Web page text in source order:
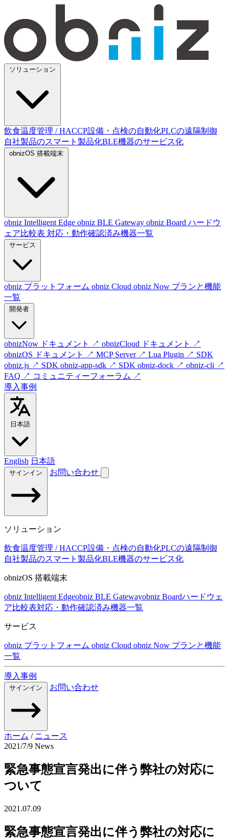
飲食温度管理 / HACCP設備・点検の自動化PLCの遠隔制御
自社製品のスマート製品化BLE機器のサービス化
obniz Intelligent Edge obniz BLE Gateway obniz Board ハードウ
ェア比較表 対応・動作確認済み機器一覧
obniz プラットフォーム obniz Cloud obniz Now プランと機能
一覧
obnizNow ドキュメント ↗ obnizCloud ドキュメント
↗
obnizOS ドキュメント
↗ MCP Server ↗ Lua Plugin ↗ SDK
obniz.js ↗ SDK obniz-app-sdk ↗ SDK obniz-dock ↗ obniz-cli ↗
FAQ ↗ コミュニティーフォーラム ↗
導入事例
日本語
English 日本語
お問い合わせ
ソリューション
飲食温度管理 / HACCP設備・点検の自動化PLCの遠隔制御
自社製品のスマート製品化BLE機器のサービス化
obnizOS 搭載端末
obniz Intelligent Edgeobniz BLE Gatewayobniz Boardハードウェ
ア比較表対応・動作確認済み機器一覧
サービス
obniz プラットフォーム obniz Cloud obniz Now プランと機能
一覧
導入事例
お問い合わせ
ホーム / ニュース
2021/7/9 News
緊急事態宣言発出に伴う弊社の対応に
ついて
2021.07.09
緊急事態宣言発出に伴う弊社の対応に